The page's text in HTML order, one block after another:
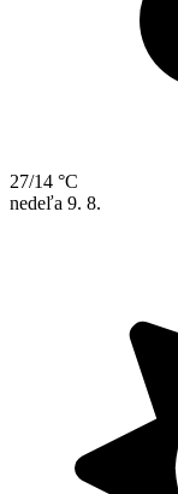
27/14 °C
nedeľa 9. 8.